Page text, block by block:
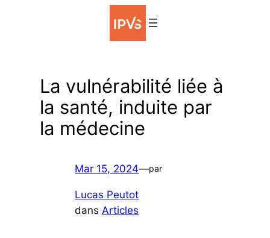
La vulnérabilité liée à
la santé, induite par
la médecine
Mar 15, 2024—par
Lucas Peutot
dans Articles